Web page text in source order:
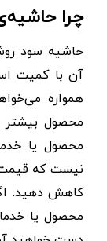
چرا
حاشیه سود
آن با کمیت
همواره
محصول بیشتر
محصول یا
نیست که قیمت
کاهش دهید.
محصول یا